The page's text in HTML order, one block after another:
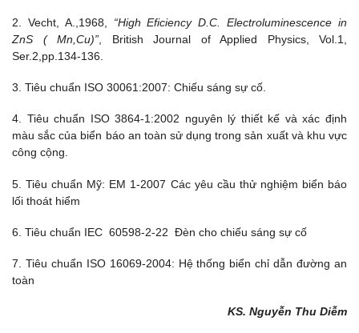
2. Vecht, A.,1968, “High Eficiency D.C. Electroluminescence in
ZnS ( Mn,Cu)” , British Journal of Applied Physics, Vol.1,
Ser.2,pp.134-136.
3. Tiêu chuẩn ISO 30061:2007: Chiếu sáng sự cố.
4. Tiêu chuẩn ISO 3864-1:2002 nguyên lý thiết kế và xác định
màu sắc của biển báo an toàn sử dụng trong sản xuất và khu vực
công cộng.
5. Tiêu chuẩn Mỹ: EM 1-2007 Các yêu cầu thử nghiệm biển báo
lối thoát hiểm
6. Tiêu chuẩn IEC 60598-2-22 Đèn cho chiếu sáng sự cố
7. Tiêu chuẩn ISO 16069-2004: Hệ thống biển chỉ dẫn đường an
toàn
KS. Nguyễn Thu Diễm